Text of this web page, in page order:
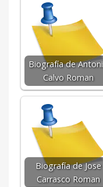
Biografía de
Calvo Roman
Biografía de Jose
Carrasco Roman